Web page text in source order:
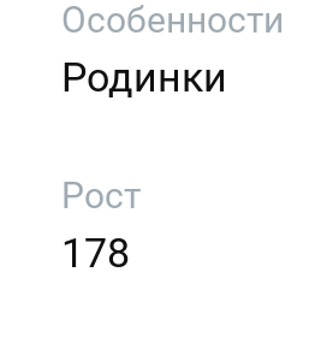
Особенности
Родинки
Рост
178